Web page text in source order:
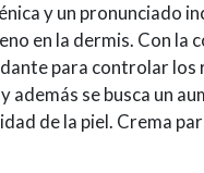
y un pronunciado
en la dermis. Con la
para controlar los
además se busca un
de la piel. Crema